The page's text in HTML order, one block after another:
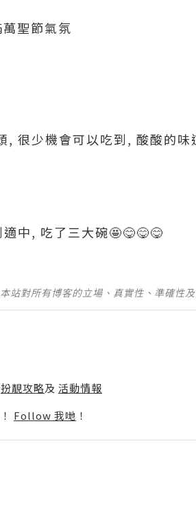
聖節氣氛
, 很少機會可以吃到, 酸酸的
中, 吃了三大碗🤩😋😋😋
站對所有博客的立場、真實性、準確性
扮靚攻略及 活動情報
Follow 我哋 ！